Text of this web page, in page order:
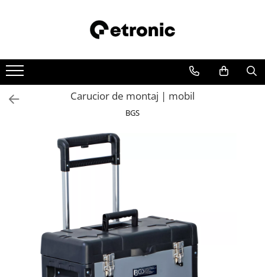
Carucior de montaj | mobil
BGS